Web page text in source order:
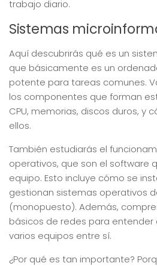
trabajo diario.
Sistemas
Aquí descubrirás qué es un
que básicamente es un
potente para tareas comunes.
los componentes que forman
CPU, memorias, discos duros, y
ellos.
También estudiarás el
operativos, que son el software
equipo. Esto incluye cómo se
gestionan sistemas operativos
(monopuesto). Además,
básicos de redes para
varios equipos entre sí.
¿Por qué es tan importante?